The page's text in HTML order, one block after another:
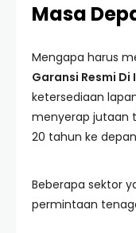
Masa
Mengapa harus
Garansi Resmi Di
ketersediaan
menyerap jutaan
20 tahun ke
Beberapa sektor
permintaan